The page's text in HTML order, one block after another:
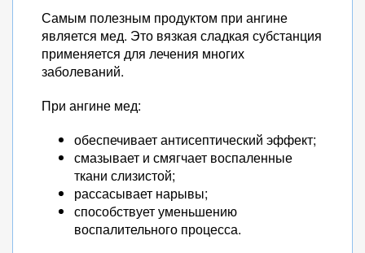
Самым полезным продуктом при ангине
является мед. Это вязкая сладкая субстанция
применяется для лечения многих
заболеваний.
При ангине мед:
обеспечивает антисептический эффект;
смазывает и смягчает воспаленные
ткани слизистой;
рассасывает нарывы;
способствует уменьшению
воспалительного процесса.